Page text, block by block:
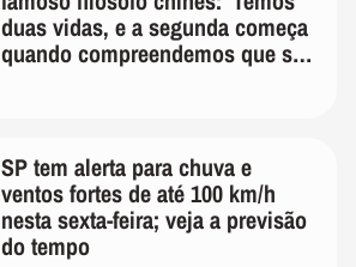
duas vidas, e a segunda começa
quando compreendemos que só
SP tem alerta para chuva e
ventos fortes de até 100 km/h
nesta sexta-feira; veja a previsão
do tempo